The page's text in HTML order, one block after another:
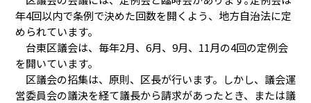
年4回以内で条例で決めた回数を開くよう、地方自治法に定
められています。
台東区議会は、毎年2月、6月、9月、11月の4回の定例会
を開いています。
区議会の招集は、原則、区長が行います。しかし、議会運
営委員会の議決を経て議長から請求があったとき、または議